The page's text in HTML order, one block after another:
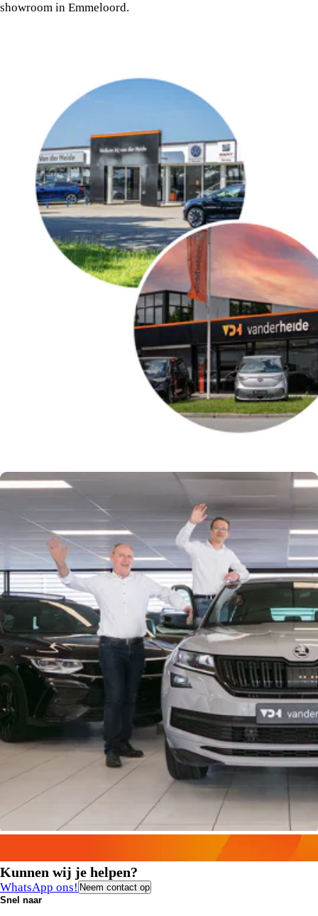
showroom in Emmeloord.
Kunnen wij je helpen?
WhatsApp ons! Neem contact op
Snel naar